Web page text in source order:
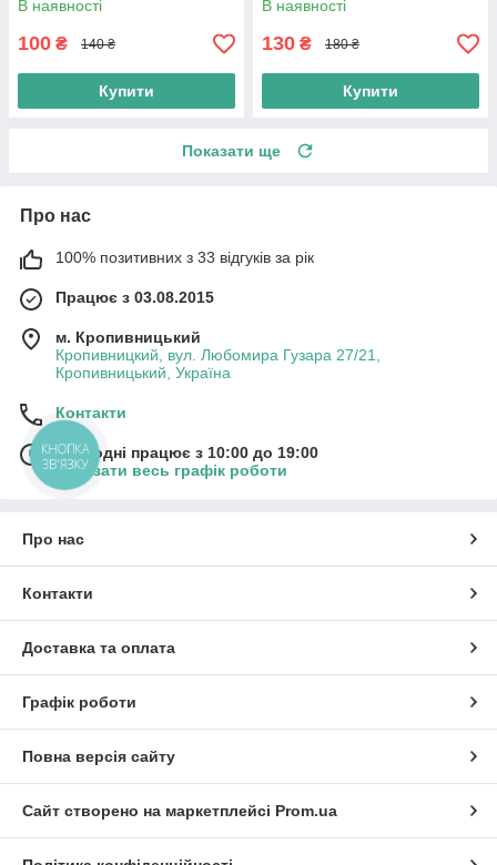
В наявності
100 ₴ 140 ₴
Купити
В наявності
130 ₴ 180 ₴
Купити
Показати ще
Про нас
100% позитивних з 33 відгуків за рік
Працює з 03.08.2015
м. Кропивницький
Кропивницкий, вул. Любомира Гузара 27/21,
Кропивницький, Україна
Контакти
Сьогодні працює з 10:00 до 19:00
Показати весь графік роботи
Про нас
Контакти
Доставка та оплата
Графік роботи
Повна версія сайту
Сайт створено на маркетплейсі Prom.ua
КНОПКА
ЗВ'ЯЗКУ